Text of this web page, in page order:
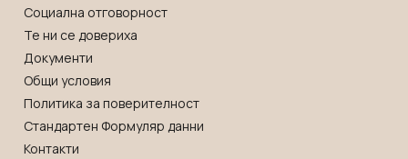
Социална отговорност
Те ни се довериха
Документи
Общи условия
Политика за поверителност
Стандартен Формуляр данни
Контакти